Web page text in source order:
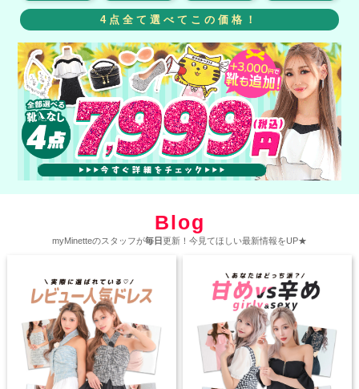
4点全て選べてこの価格！
Blog
myMinetteのスタッフが毎日 更新！今見てほしい最新情報をUP★